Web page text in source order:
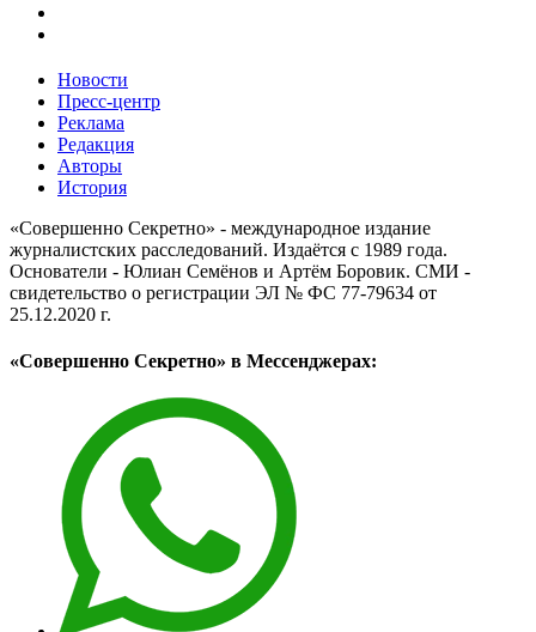
Новости
Пресс-центр
Реклама
Редакция
Авторы
История
«Совершенно Секретно» - международное издание
журналистских расследований. Издаётся с 1989 года.
Основатели - Юлиан Семёнов и Артём Боровик. CМИ -
свидетельство о регистрации ЭЛ № ФС 77-79634 от
25.12.2020 г.
«Совершенно Секретно» в Мессенджерах: